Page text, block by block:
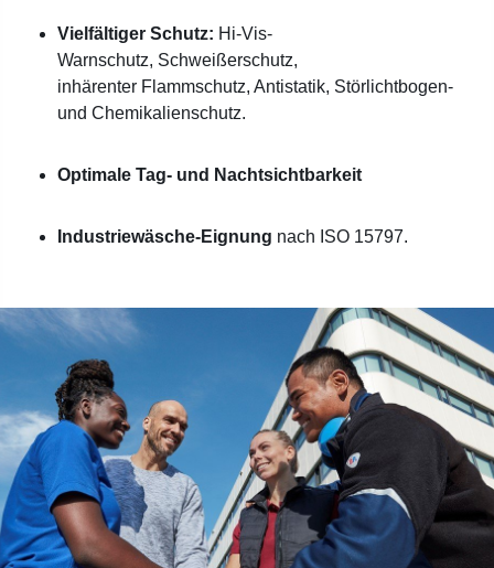
Vielfältiger Schutz: Hi-Vis-
Warnschutz, Schweißerschutz,
inhärenter Flammschutz, Antistatik, Störlichtbogen-
und Chemikalienschutz.
Optimale Tag- und Nachtsichtbarkeit
Industriewäsche-Eignung nach ISO 15797.